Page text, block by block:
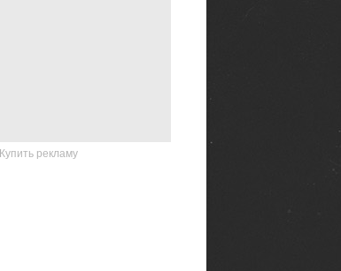
Купить рекламу